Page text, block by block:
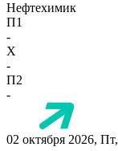
Нефтехимик
П1
-
X
-
П2
-
02 октября 2026,